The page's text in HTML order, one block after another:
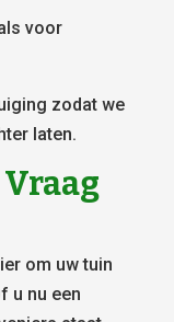
voor
zodat we
laten.
om uw tuin
u nu een